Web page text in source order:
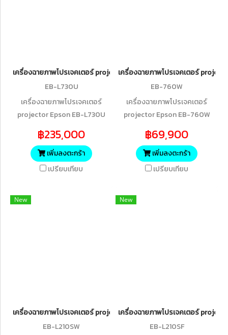
เครื่องฉายภาพโปรเจคเตอร์ projector Epson EB-L730U Wireless
EB-L730U
เครื่องฉายภาพโปรเจคเตอร์
projector Epson EB-L730U
Projector (7,000 lumens)
฿235,000
เพิ่มลงตะกร้า
เปรียบเทียบ
เครื่องฉายภาพโปรเจคเตอร์
EB-760W
เครื่องฉายภาพโปรเจคเตอร์
projector Epson EB-760W
฿69,900
เพิ่มลงตะกร้า
เปรียบเทียบ
New
เครื่องฉายภาพโปรเจคเตอร์ projector Epson EB-L210SW WXGA
EB-L210SW
New
เครื่องฉายภาพโปรเจคเตอร์
EB-L210SF